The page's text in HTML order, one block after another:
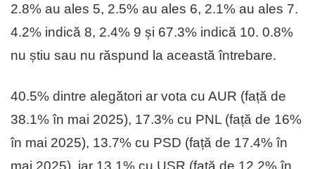
2.8% au ales 5, 2.5% au ales 6, 2.1% au ales 7.
4.2% indică 8, 2.4% 9 și 67.3% indică 10. 0.8%
nu știu sau nu răspund la această întrebare.
40.5% dintre alegători ar vota cu AUR (față de
38.1% în mai 2025), 17.3% cu PNL (față de 16%
în mai 2025), 13.7% cu PSD (față de 17.4% în
mai 2025), iar 13.1% cu USR (față de 12.2% în